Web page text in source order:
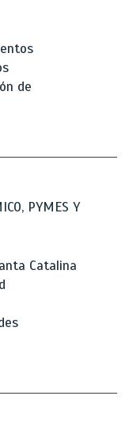
de
PYMES Y
Catalina